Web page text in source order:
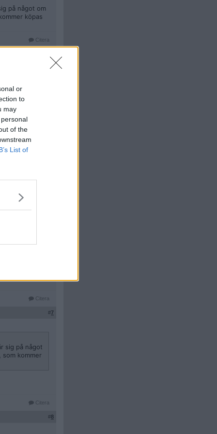
or
to
may
of the
List of
på något om
köpas
Citera
ALDRIG
det
inte blåser,
dagar.
har
Citera
#7
sig på något
som kommer
Citera
#8